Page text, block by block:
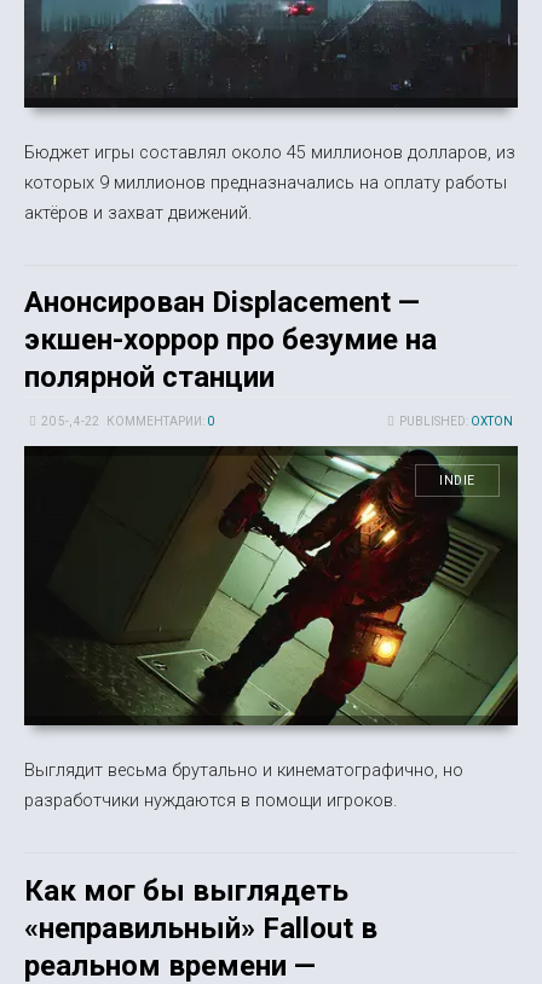
Бюджет игры составлял около 45 миллионов долларов, из
которых 9 миллионов предназначались на оплату работы
актёров и захват движений.
Анонсирован Displacement —
экшен-хоррор про безумие на
полярной станции
PUBLISHED: OXTON
20 5-, 4-22 КОММЕНТАРИИ: 0
INDIE
Выглядит весьма брутально и кинематографично, но
разработчики нуждаются в помощи игроков.
Как мог бы выглядеть
«неправильный» Fallout в
реальном времени —